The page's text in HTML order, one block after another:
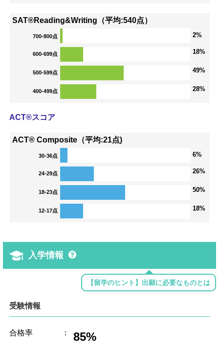
SAT®Reading&Writing（平均:540点）
700-800点 2%
600-699点 18%
500-599点 49%
400-499点 28%
ACT®スコア
ACT® Composite（平均:21点)
30-36点 6%
24-29点 26%
18-23点 50%
12-17点 18%
入学情報
【留学のヒント】出願に必要なものとは
受験情報
合格率 ： 85%